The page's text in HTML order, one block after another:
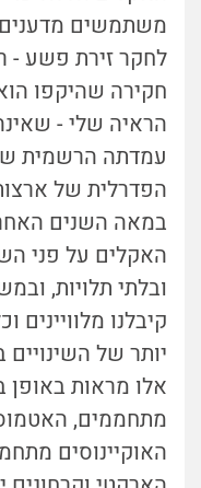
משתמשים
לחקר זירת פשע -
חקירה שהיקפו
הראיה שלי -
עמדתה הרשמית
הפדרלית של
במאה השנים
האקלים על פני
ובלתי תלויות,
קיבלנו
יותר של
אלו מראות באופן
מתחממים,
האוקיינוסים